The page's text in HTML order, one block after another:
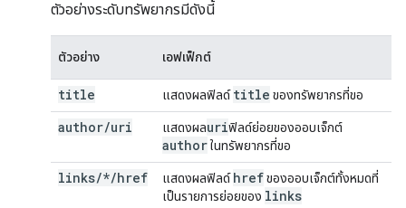
ตัวอย่างระดับทรัพยากรมีดังนี้
ตัวอย่าง เอฟเฟ็กต์
title แสดงผลฟิลด์title ของทรัพยากรที่ขอ
author/uri แสดงผลuriฟิลด์ย่อยของออบเจ็กต์
authorในทรัพยากรที่ขอ
links/*/href แสดงผลฟิลด์hrefของออบเจ็กต์ทั้งหมดที่
เป็นรายการย่อยของ links